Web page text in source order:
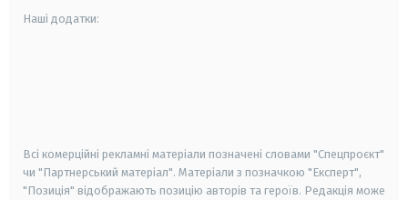
Наші додатки:
Всі комерційні рекламні матеріали позначені словами "Спецпроєкт"
чи "Партнерський матеріал". Матеріали з позначкою "Експерт",
"Позиція" відображають позицію авторів та героїв. Редакція може